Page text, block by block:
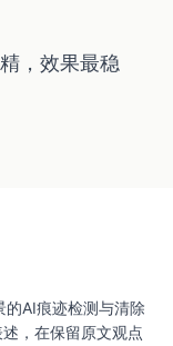
，效果最稳
AI痕迹检测与清除
，在保留原文观点